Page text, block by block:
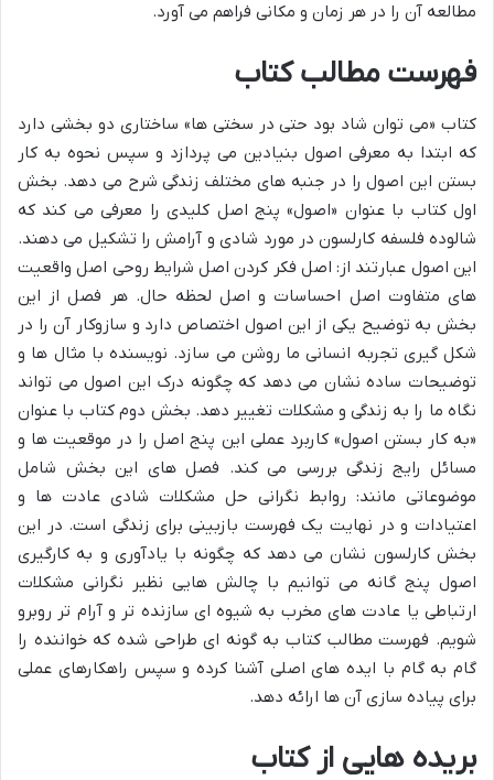
مطالعه آن را در هر زمان و مکانی فراهم می آورد.
فهرست مطالب کتاب
کتاب «می توان شاد بود حتی در سختی ها» ساختاری دو بخشی دارد
که ابتدا به معرفی اصول بنیادین می پردازد و سپس نحوه به کار
بستن این اصول را در جنبه های مختلف زندگی شرح می دهد. بخش
اول کتاب با عنوان «اصول» پنج اصل کلیدی را معرفی می کند که
شالوده فلسفه کارلسون در مورد شادی و آرامش را تشکیل می دهند.
این اصول عبارتند از: اصل فکر کردن اصل شرایط روحی اصل واقعیت
های متفاوت اصل احساسات و اصل لحظه حال. هر فصل از این
بخش به توضیح یکی از این اصول اختصاص دارد و سازوکار آن را در
شکل گیری تجربه انسانی ما روشن می سازد. نویسنده با مثال ها و
توضیحات ساده نشان می دهد که چگونه درک این اصول می تواند
نگاه ما را به زندگی و مشکلات تغییر دهد. بخش دوم کتاب با عنوان
«به کار بستن اصول» کاربرد عملی این پنج اصل را در موقعیت ها و
مسائل رایج زندگی بررسی می کند. فصل های این بخش شامل
موضوعاتی مانند: روابط نگرانی حل مشکلات شادی عادت ها و
اعتیادات و در نهایت یک فهرست بازبینی برای زندگی است. در این
بخش کارلسون نشان می دهد که چگونه با یادآوری و به کارگیری
اصول پنج گانه می توانیم با چالش هایی نظیر نگرانی مشکلات
ارتباطی یا عادت های مخرب به شیوه ای سازنده تر و آرام تر روبرو
شویم. فهرست مطالب کتاب به گونه ای طراحی شده که خواننده را
گام به گام با ایده های اصلی آشنا کرده و سپس راهکارهای عملی
برای پیاده سازی آن ها ارائه دهد.
بریده هایی از کتاب